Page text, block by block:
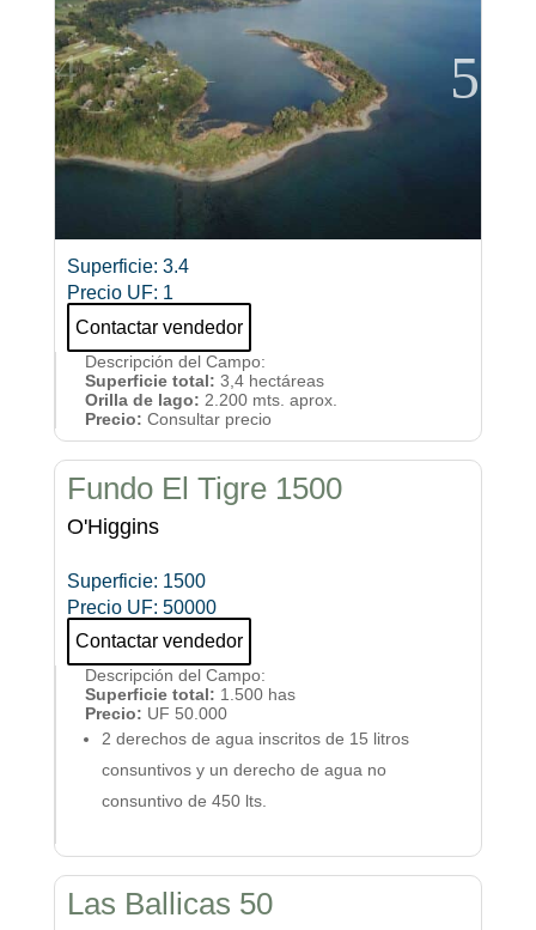
Superficie: 3.4
Precio UF: 1
Contactar vendedor
Descripción del Campo:
Superficie total: 3,4 hectáreas
Orilla de lago: 2.200 mts. aprox.
Precio: Consultar precio
Fundo El Tigre 1500
O'Higgins
Superficie: 1500
Precio UF: 50000
Contactar vendedor
Descripción del Campo:
Superficie total: 1.500 has
Precio: UF 50.000
2 derechos de agua inscritos de 15 litros
consuntivos y un derecho de agua no
consuntivo de 450 lts.
Las Ballicas 50